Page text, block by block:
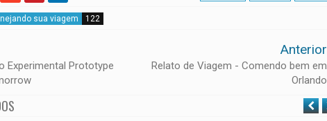
sua viagem 122
Experimental Prototype
Anterior
Relato de Viagem - Comendo bem em
Orlando